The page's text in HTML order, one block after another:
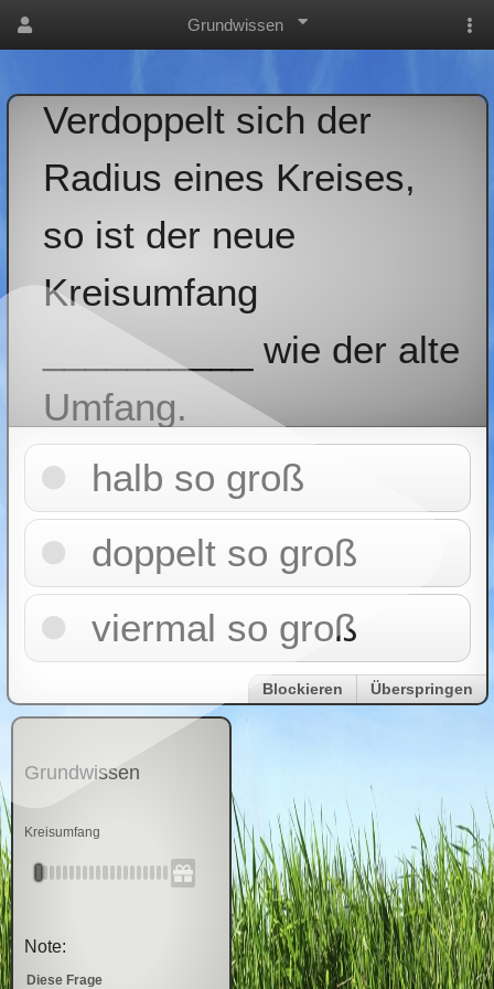
Grundwissen
Verdoppelt sich der
Radius eines Kreises,
so ist der neue
Kreisumfang
__________ wie der alte
Umfang.
halb so groß
doppelt so groß
viermal so groß
Blockieren Überspringen
Grundwissen
Kreisumfang
Note:
Diese Frage